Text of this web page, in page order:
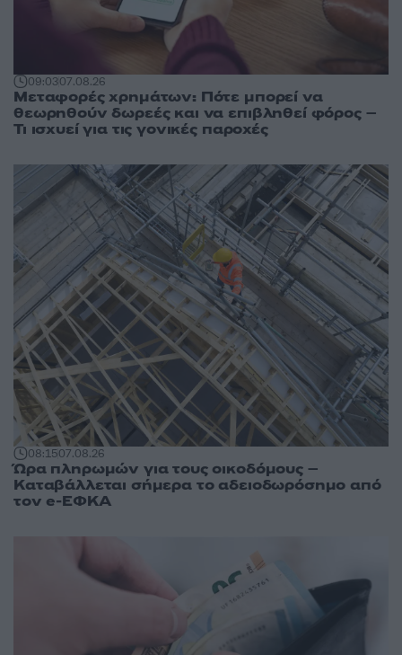
09:0307.08.26
Μεταφορές χρημάτων: Πότε μπορεί να
θεωρηθούν δωρεές και να επιβληθεί φόρος –
Τι ισχυεί για τις γονικές παροχές
08:1507.08.26
Ώρα πληρωμών για τους οικοδόμους –
Καταβάλλεται σήμερα το αδειοδωρόσημο από
τον e-ΕΦΚΑ